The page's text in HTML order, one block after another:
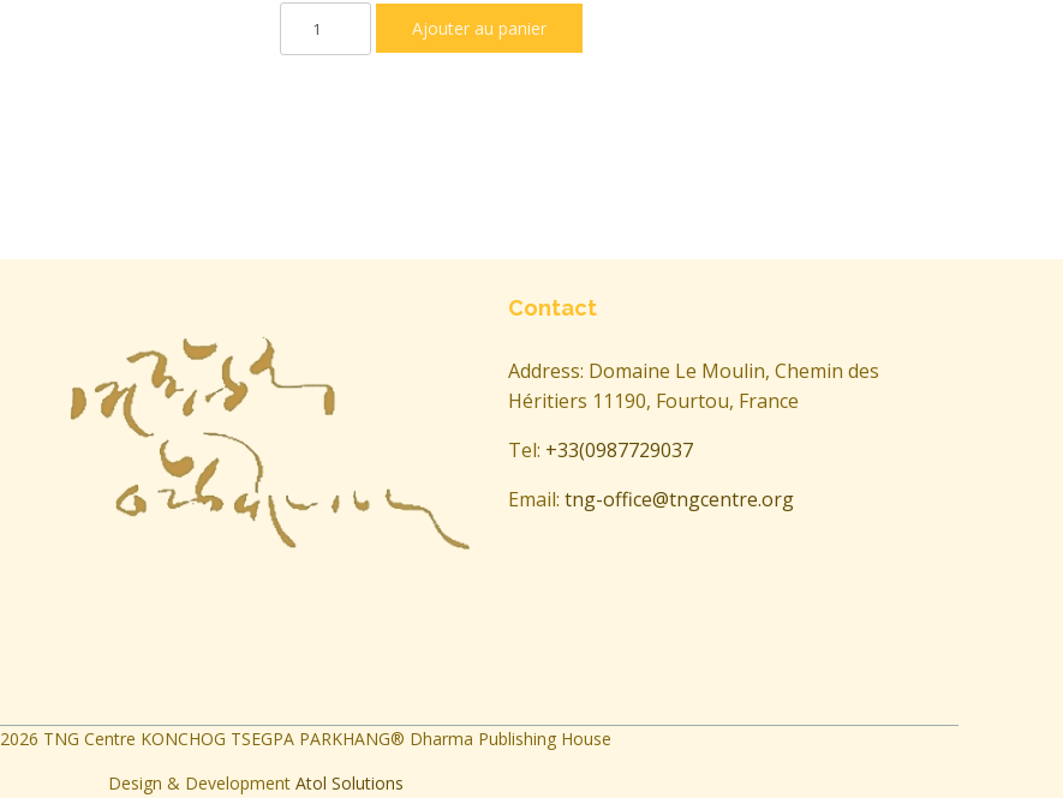
Contact
Address: Domaine Le Moulin, Chemin des
Héritiers 11190, Fourtou, France
Tel: +33(0987729037
Email: tng-office@tngcentre.org
2026 TNG Centre KONCHOG TSEGPA PARKHANG® Dharma Publishing House
Design & Development Atol Solutions